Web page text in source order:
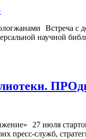
Встреча с
научной
27 июля
пресс-служб,